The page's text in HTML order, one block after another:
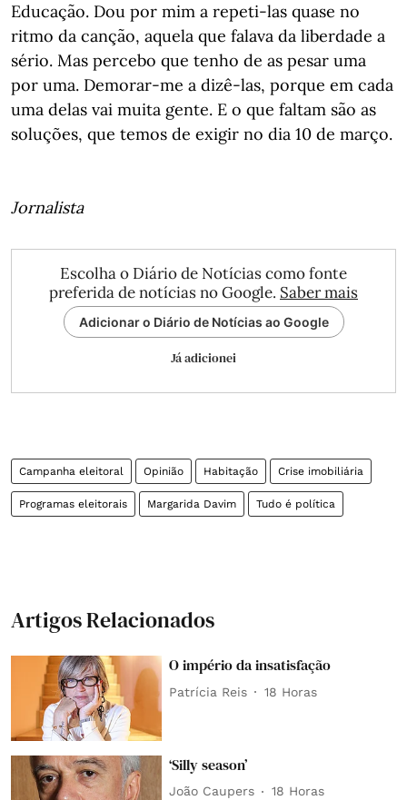
Educação. Dou por mim a repeti-las quase no
ritmo da canção, aquela que falava da liberdade a
sério. Mas percebo que tenho de as pesar uma
por uma. Demorar-me a dizê-las, porque em cada
uma delas vai muita gente. E o que faltam são as
soluções, que temos de exigir no dia 10 de março.
Jornalista
Escolha o Diário de Notícias como fonte
preferida de notícias no Google. Saber mais
Adicionar o Diário de Notícias ao Google
Já adicionei
Campanha eleitoral Opinião Habitação Crise imobiliária
Programas eleitorais Margarida Davim Tudo é política
Artigos Relacionados
O império da insatisfação
Patrícia Reis 18 Horas
‘Silly season’
João Caupers 18 Horas